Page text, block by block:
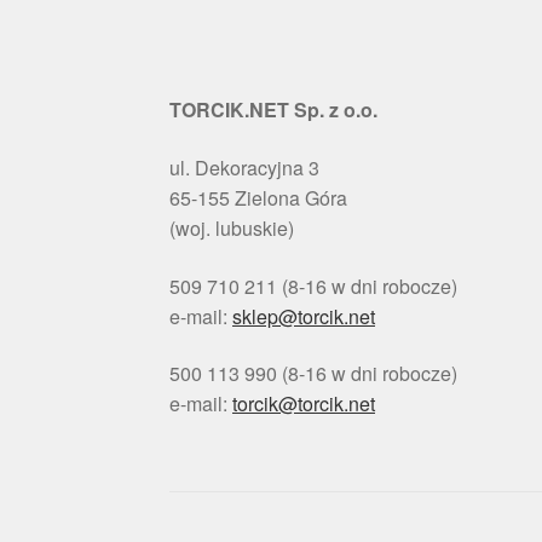
TORCIK.NET Sp. z o.o.
ul. Dekoracyjna 3
65-155 Zielona Góra
(woj. lubuskie)
509 710 211 (8-16 w dni robocze)
e-mail:sklep@torcik.net
500 113 990 (8-16 w dni robocze)
e-mail:torcik@torcik.net